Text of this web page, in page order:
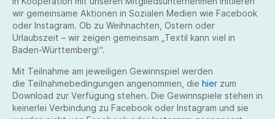
wir gemeinsame Aktionen in Sozialen Medien wie Facebook
oder Instagram. Ob zu Weihnachten, Ostern oder
Urlaubszeit – wir zeigen gemeinsam „Textil kann viel in
Baden-Württemberg!“.
Mit Teilnahme am jeweiligen Gewinnspiel werden
die Teilnahmebedingungen angenommen, die hier zum
Download zur Verfügung stehen. Die Gewinnspiele stehen in
keinerlei Verbindung zu Facebook oder Instagram und sie